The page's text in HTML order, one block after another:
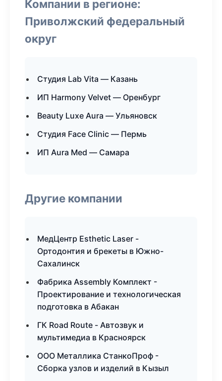
Компании в регионе:
Приволжский федеральный
округ
Студия Lab Vita — Казань
ИП Harmony Velvet — Оренбург
Beauty Luxe Aura — Ульяновск
Студия Face Clinic — Пермь
ИП Aura Med — Самара
Другие компании
МедЦентр Esthetic Laser -
Ортодонтия и брекеты в Южно-
Сахалинск
Фабрика Assembly Комплект -
Проектирование и технологическая
подготовка в Абакан
ГК Road Route - Автозвук и
мультимедиа в Красноярск
ООО Металлика СтанкоПроф -
Сборка узлов и изделий в Кызыл